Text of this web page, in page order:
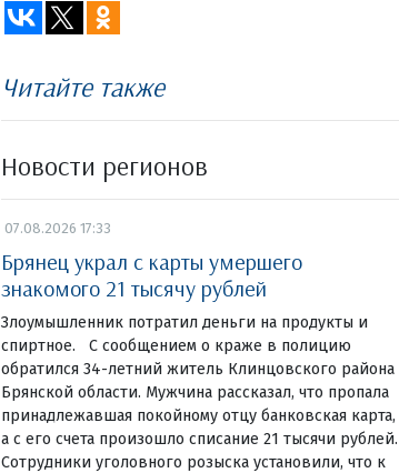
Читайте также
Новости регионов
07.08.2026 17:33
Брянец украл с карты умершего
знакомого 21 тысячу рублей
Злоумышленник потратил деньги на продукты и
спиртное. С сообщением о краже в полицию
обратился 34-летний житель Клинцовского района
Брянской области. Мужчина рассказал, что пропала
принадлежавшая покойному отцу банковская карта,
а с его счета произошло списание 21 тысячи рублей.
Сотрудники уголовного розыска установили, что к